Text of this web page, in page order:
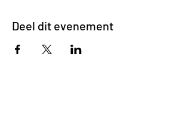
Deel dit evenement